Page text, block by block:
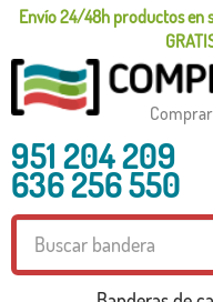
Envío 24/48h productos en
951 204 209
636 256 550